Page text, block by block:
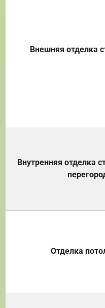
Внешняя отделка
Внутренняя отделка
Отделка